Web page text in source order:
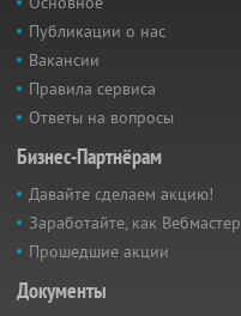
Публикации о нас
Вакансии
Правила сервиса
Ответы на вопросы
Бизнес-Партнёрам
Давайте сделаем акцию!
Заработайте, как Вебмастер
Прошедшие акции
Документы